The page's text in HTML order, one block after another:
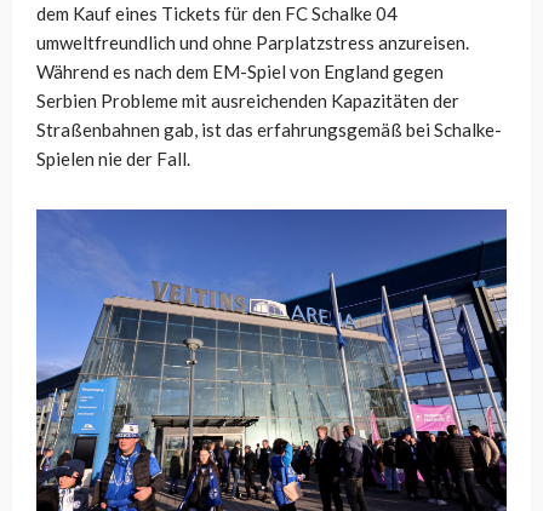
dem Kauf eines Tickets für den FC Schalke 04
umweltfreundlich und ohne Parplatzstress anzureisen.
Während es nach dem EM-Spiel von England gegen
Serbien Probleme mit ausreichenden Kapazitäten der
Straßenbahnen gab, ist das erfahrungsgemäß bei Schalke-
Spielen nie der Fall.